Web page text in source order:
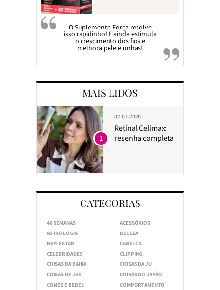
O Suplemento Força resolve
isso rapidinho! E ainda estimula
o crescimento dos fios e
melhora pele e unhas!
MAIS LIDOS
02.07.2026
Retinal Celimax:
resenha completa
1
CATEGORIAS
40 SEMANAS
ACESSÓRIOS
ASTROLOGIA
BELEZA
BEM-ESTAR
CABELOS
CELEBRIDADES
CLIPPING
COISAS DA BAHIA
COISAS DA JU
COISAS DE JEE
COISAS DO JAPÃO
COMES E BEBES
COMPORTAMENTO